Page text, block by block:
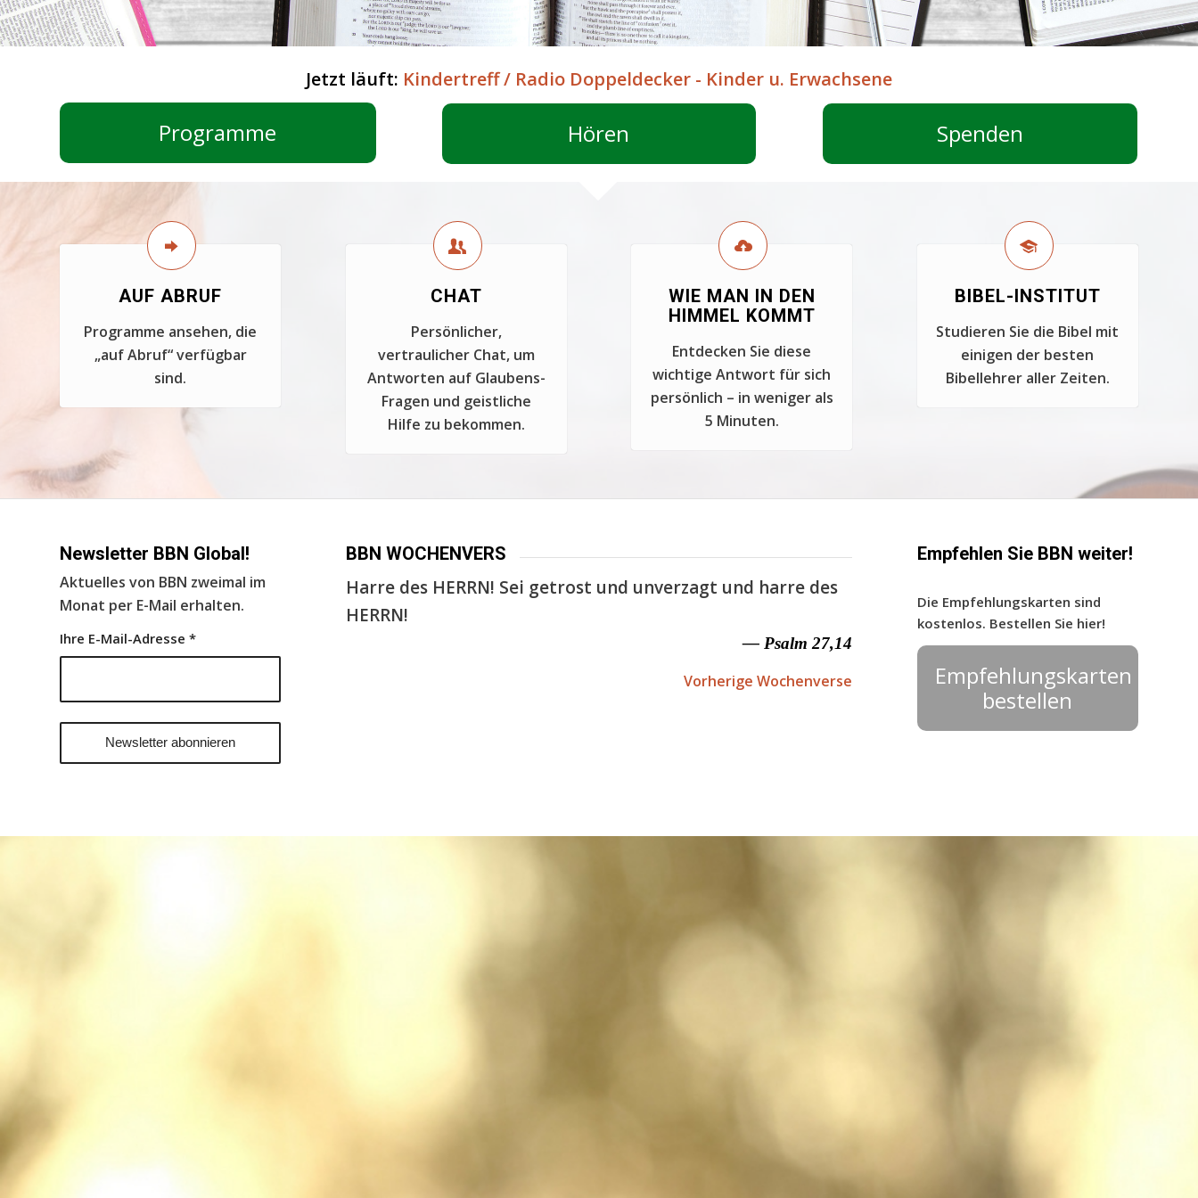
Jetzt läuft: Kindertreff / Radio Doppeldecker - Kinder u. Erwachsene
Programme Hören Spenden
AUF ABRUF
Programme ansehen, die
„auf Abruf“ verfügbar
sind.
CHAT
Persönlicher,
vertraulicher Chat, um
Antworten auf Glaubens-
Fragen und geistliche
Hilfe zu bekommen.
WIE MAN IN DEN
HIMMEL KOMMT
Entdecken Sie diese
wichtige Antwort für sich
persönlich – in weniger als
5 Minuten.
BIBEL-INSTITUT
Studieren Sie die Bibel mit
einigen der besten
Bibellehrer aller Zeiten.
Newsletter BBN Global!
Aktuelles von BBN zweimal im
Monat per E-Mail erhalten.
Ihre E-Mail-Adresse *
BBN WOCHENVERS
Harre des HERRN! Sei getrost und unverzagt und harre des
HERRN!
— Psalm 27,14
Vorherige Wochenverse
Empfehlen Sie BBN weiter!
Die Empfehlungskarten sind
kostenlos. Bestellen Sie hier!
Empfehlungskarten
bestellen